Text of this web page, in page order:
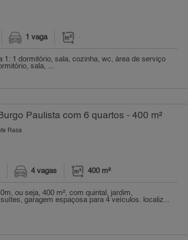
1 vaga -
1: 1 dormitório, sala, cozinha, wc, área de serviço
sala, ...
Paulista com 6 quartos - 400 m²
Rasa
4 vagas 400 m²
ou seja, 400 m², com quintal, jardim,
garagem espaçosa para 4 veículos. localiz...